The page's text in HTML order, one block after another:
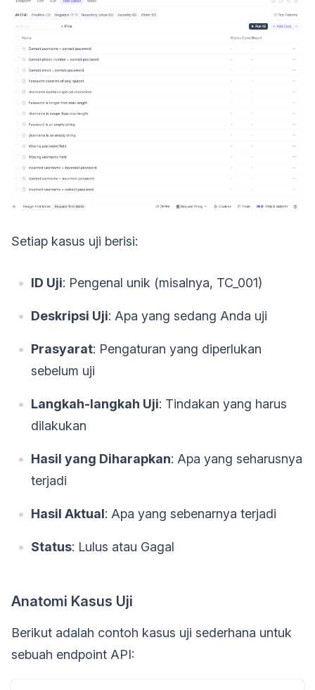
Setiap kasus uji berisi:
ID Uji: Pengenal unik (misalnya, TC_001)
Deskripsi Uji: Apa yang sedang Anda uji
Prasyarat: Pengaturan yang diperlukan
sebelum uji
Langkah-langkah Uji: Tindakan yang harus
dilakukan
Hasil yang Diharapkan: Apa yang seharusnya
terjadi
Hasil Aktual: Apa yang sebenarnya terjadi
Status: Lulus atau Gagal
Anatomi Kasus Uji
Berikut adalah contoh kasus uji sederhana untuk
sebuah endpoint API: